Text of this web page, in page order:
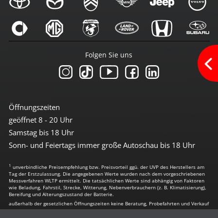
6x Airbag
Antiblockiersystem
Antischlupfregulierung
Beifahrerairbag abschaltbar
el. Stabilitätsprogramm
Freisprechanlage
ISOFIX Kindersitzvorrüstung
LED Heckleuchten
LED-Scheinwerfer
LED-Tagfahrlicht
Leuchtweiten-Regulierung
Lichtsensor
Notrufassistent
Reifendruckkontrolle
Spurhalte-Assistent
Tagfahrlicht
Totwinkel-Assistent
Öffnungszeiten
geöffnet 8 - 20 Uhr
Samstag bis 18 Uhr
Sonn- und Feiertags immer große Autoschau bis 18 Uhr
Folgen Sie uns
1 unverbindliche Preisempfehlung bzw. Preisvorteil ggü. der UVP des Herstellers am
Tag der Erstzulassung. Die angegebenen Werte wurden nach dem vorgeschriebenen
Messverfahren WLTP ermittelt. Die tatsächlichen Werte sind abhängig von Faktoren
wie Beladung, Fahrstil, Strecke, Witterung, Nebenverbrauchern (z. B. Klimatisierung),
Bereifung und Alterungszustand der Batterie.
außerhalb der gesetzlichen Öffnungszeiten keine Beratung, Probefahrten und Verkauf